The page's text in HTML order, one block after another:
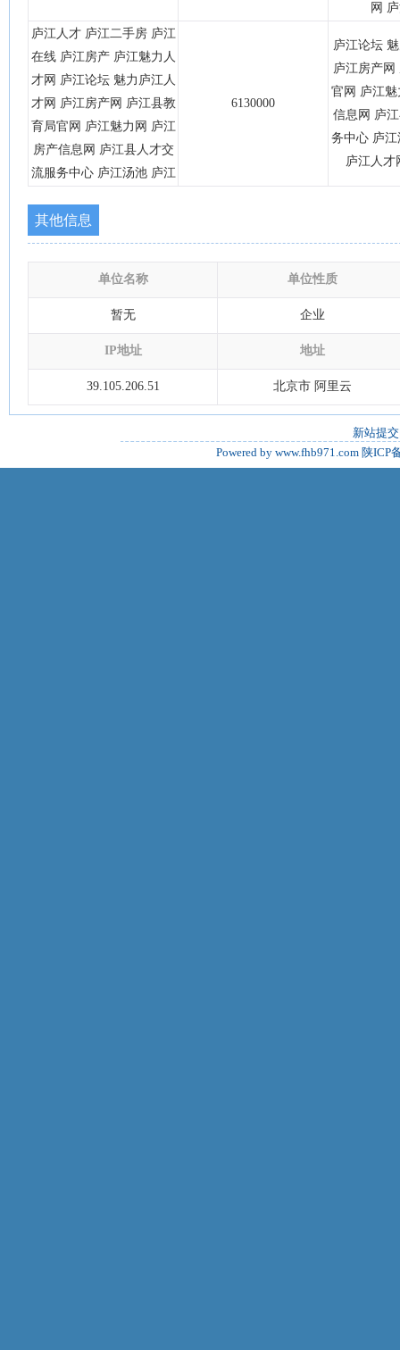
网
庐江人才 庐江二手房 庐江
在线 庐江房产 庐江魅力人
才网 庐江论坛 魅力庐江人
才网 庐江房产网 庐江县教
育局官网 庐江魅力网 庐江
房产信息网 庐江县人才交
流服务中心 庐江汤池 庐江
6130000
庐江论坛
庐江房产网
官网 庐江
信息网 庐
务中心 庐
庐江人才
其他信息
单位名称 单位性质
暂无 企业
IP地址 地址
39.105.206.51 北京市 阿里云
新站提交
Powered by www.fhb971.com 陕ICP